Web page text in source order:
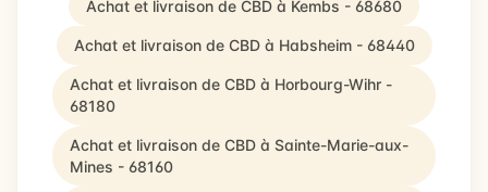
Achat et livraison de CBD à Kembs - 68680
Achat et livraison de CBD à Habsheim - 68440
Achat et livraison de CBD à Horbourg-Wihr -
68180
Achat et livraison de CBD à Sainte-Marie-aux-
Mines - 68160